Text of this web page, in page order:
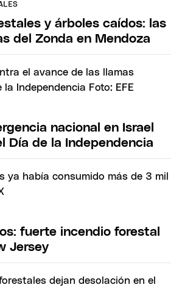
y árboles caídos: las
del Zonda en Mendoza
nacional en Israel
Día de la Independencia
fuerte incendio forestal
Jersey